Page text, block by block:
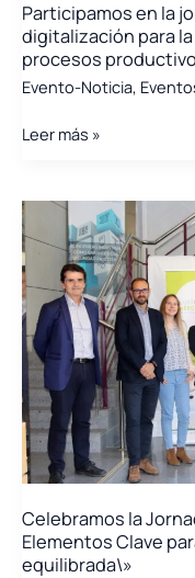
Participamos en la
digitalización para
procesos
Evento-Noticia,
Participamos
jornada
«El
papel
de
la
digitalización
para
la
eficiencia
energética
en
los
procesos
productivos»
Leer más »
Celebramos la
Elementos Clave
equilibrada\»